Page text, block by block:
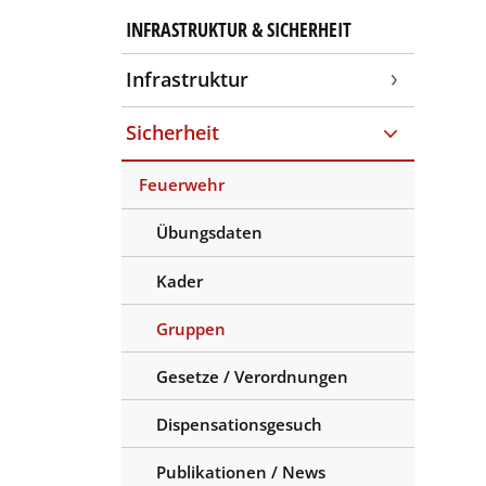
INFRASTRUKTUR & SICHERHEIT
Infrastruktur
Sicherheit
Feuerwehr
Übungsdaten
Kader
Gruppen
Gesetze / Verordnungen
Dispensationsgesuch
Publikationen / News